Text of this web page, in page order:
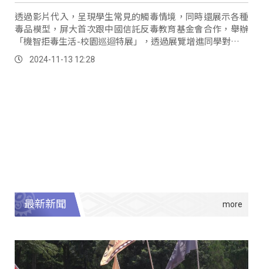
透過影片代入，呈現學生常見的觸毒情境，同時還展示各種
毒品模型，屏大首次跟中國信託反毒教育基金會合作，舉辦
「機智拒毒生活-校園巡迴特展」，透過展覽增進同學對毒品
的知識，強化反毒知能，進而遠離毒品危害。
2024-11-13 12:28
最新新聞